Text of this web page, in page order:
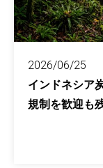
2026/06/25
インドネシア
規制を歓迎も